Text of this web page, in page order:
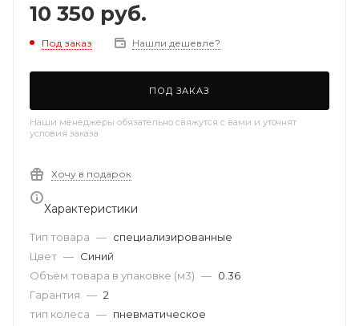
10 350 руб.
Под заказ Нашли дешевле?
ПОД ЗАКАЗ
Наши менеджеры обязательно свяжутся с вами и уточнят
условия заказа
Хочу в подарок
Характеристики
Тип товара — специализированные
Цвет — Синий
Объём товара в упаковке (м3) — 0.36
Гарантия — 2
тип колеса — пневматическое